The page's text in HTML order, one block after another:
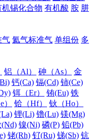
机锡化合物 有机酸 胺 肼
气 氦气标准气 单组份 多
铝（Al） 砷（As）
金
钙(Ca) 镉(Cd) 铈(Ce)
铒（Er） 铕(Eu) 铁
铪（Hf）
钬（Ho）
锂(Li) 镥(Lu) 镁(Mg)
镍(Ni) 磷(P) 铅(Pb)
铑(Rh) 钌(Ru) 锑(Sb) 钪